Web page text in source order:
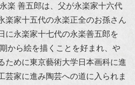
楽 善五郎は、父が永楽家十六代
楽家十五代の永楽正全のお孫さん
に永楽家十七代の永楽善五郎を
から絵を描くことを好まれ、や
ために東京藝術大学日本画科に進
芸家に進み陶芸への道に入られま